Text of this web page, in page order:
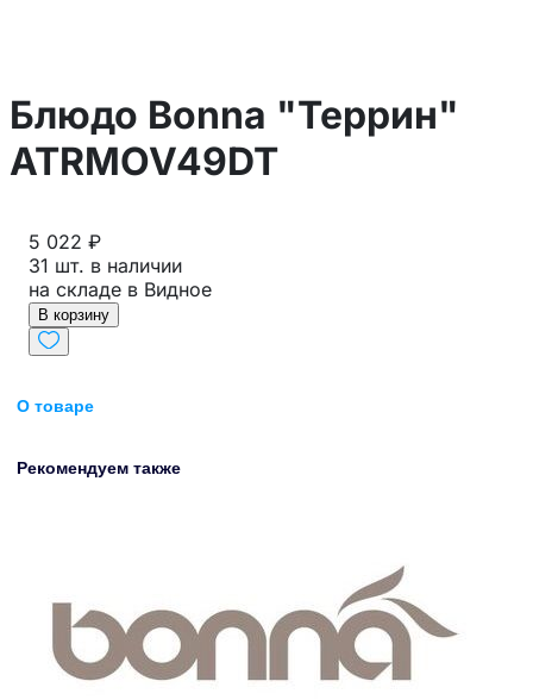
Блюдо Bonna "Террин"
ATRMOV49DT
5 022 ₽
31 шт. в наличии
на складе в Видное
В корзину
О товаре
Рекомендуем также